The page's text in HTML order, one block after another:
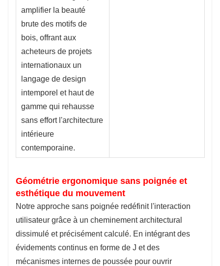
amplifier la beauté
brute des motifs de
bois, offrant aux
acheteurs de projets
internationaux un
langage de design
intemporel et haut de
gamme qui rehausse
sans effort l'architecture
intérieure
contemporaine.
Géométrie ergonomique sans poignée et
esthétique du mouvement
Notre approche sans poignée redéfinit l'interaction
utilisateur grâce à un cheminement architectural
dissimulé et précisément calculé. En intégrant des
évidements continus en forme de J et des
mécanismes internes de poussée pour ouvrir